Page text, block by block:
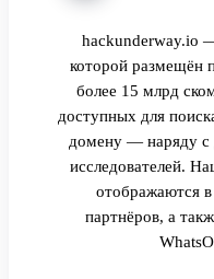
hackunderway.io
которой размещён
более 15 млрд
доступных для
домену — наряду с
исследователей.
отображаются
партнёров, а